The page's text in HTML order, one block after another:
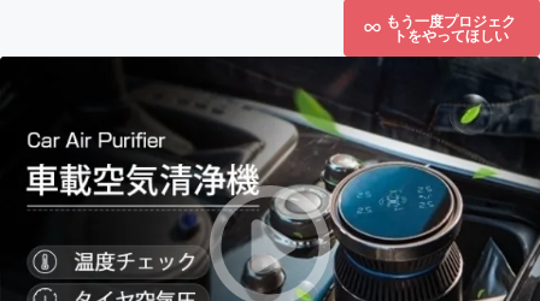
もう一度プロジェク
トをやってほしい